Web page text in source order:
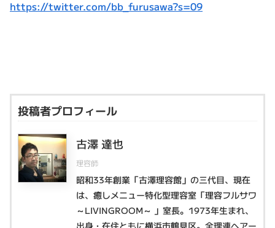
https://twitter.com/bb_furusawa?s=09
投稿者プロフィール
古澤 達也
理容師
昭和33年創業「古澤理容館」の三代目、現在
は、癒しメニュー特化型理容室「理容フルサワ
～LIVINGROOM～ 」室長。1973年生まれ、